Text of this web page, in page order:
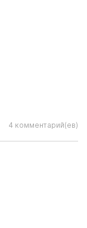
4 комментарий(ев)